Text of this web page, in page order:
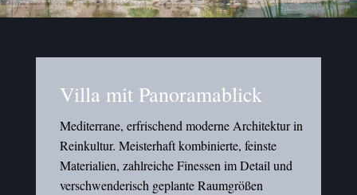
Villa mit Panoramablick
Mediterrane, erfrischend moderne Architektur in
Reinkultur. Meisterhaft kombinierte, feinste
Materialien, zahlreiche Finessen im Detail und
verschwenderisch geplante Raumgrößen